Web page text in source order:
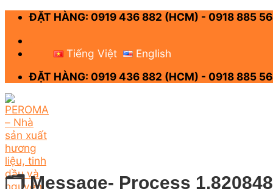
Skip
content
ĐẶT HÀNG: 0919 436 882 (HCM) - 0918 885
Tiếng Việt
English
ĐẶT HÀNG: 0919 436 882 (HCM) - 0918 885
🗂 Message- Process